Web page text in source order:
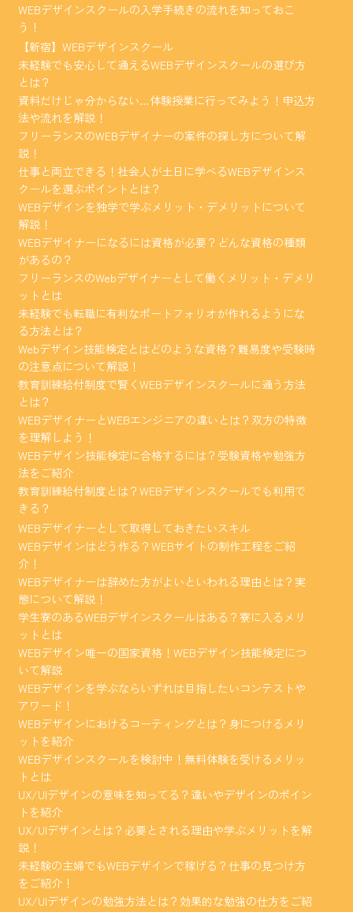
WEBデザインスクールの入学手続きの流れを知っておこ
う！
【新宿】WEBデザインスクール
未経験でも安心して通えるWEBデザインスクールの選び方
とは？
資料だけじゃ分からない…体験授業に行ってみよう！申込方
法や流れを解説！
フリーランスのWEBデザイナーの案件の探し方について解
説！
仕事と両立できる！社会人が土日に学べるWEBデザインス
クールを選ぶポイントとは？
WEBデザインを独学で学ぶメリット・デメリットについて
解説！
WEBデザイナーになるには資格が必要？どんな資格の種類
があるの？
フリーランスのWebデザイナーとして働くメリット・デメリ
ットとは
未経験でも転職に有利なポートフォリオが作れるようにな
る方法とは？
Webデザイン技能検定とはどのような資格？難易度や受験時
の注意点について解説！
教育訓練給付制度で賢くWEBデザインスクールに通う方法
とは？
WEBデザイナーとWEBエンジニアの違いとは？双方の特徴
を理解しよう！
WEBデザイン技能検定に合格するには？受験資格や勉強方
法をご紹介
教育訓練給付制度とは？WEBデザインスクールでも利用で
きる？
WEBデザイナーとして取得しておきたいスキル
WEBデザインはどう作る？WEBサイトの制作工程をご紹
介！
WEBデザイナーは辞めた方がよいといわれる理由とは？実
態について解説！
学生寮のあるWEBデザインスクールはある？寮に入るメリ
ットとは
WEBデザイン唯一の国家資格！WEBデザイン技能検定につ
いて解説
WEBデザインを学ぶならいずれは目指したいコンテストや
アワード！
WEBデザインにおけるコーティングとは？身につけるメリ
ットを紹介
WEBデザインスクールを検討中！無料体験を受けるメリッ
トとは
UX/UIデザインの意味を知ってる？違いやデザインのポイン
トを紹介
UX/UIデザインとは？必要とされる理由や学ぶメリットを解
説！
未経験の主婦でもWEBデザインで稼げる？仕事の見つけ方
をご紹介！
UX/UIデザインの勉強方法とは？効果的な勉強の仕方をご紹